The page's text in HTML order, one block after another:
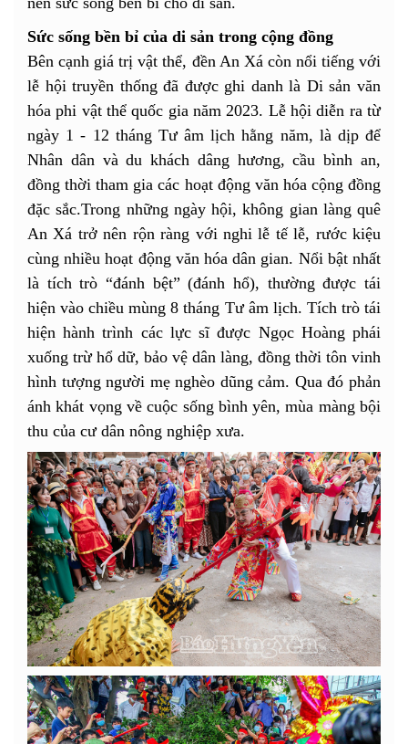
Sức sống bền bỉ của di sản trong cộng đồng
Bên cạnh giá trị vật thể, đền An Xá còn nổi tiếng với
lễ hội truyền thống đã được ghi danh là Di sản văn
hóa phi vật thể quốc gia năm 2023. Lễ hội diễn ra từ
ngày 1 - 12 tháng Tư âm lịch hằng năm, là dịp để
Nhân dân và du khách dâng hương, cầu bình an,
đồng thời tham gia các hoạt động văn hóa cộng đồng
đặc sắc.Trong những ngày hội, không gian làng quê
An Xá trở nên rộn ràng với nghi lễ tế lễ, rước kiệu
cùng nhiều hoạt động văn hóa dân gian. Nổi bật nhất
là tích trò “đánh bệt” (đánh hổ), thường được tái
hiện vào chiều mùng 8 tháng Tư âm lịch. Tích trò tái
hiện hành trình các lực sĩ được Ngọc Hoàng phái
xuống trừ hổ dữ, bảo vệ dân làng, đồng thời tôn vinh
hình tượng người mẹ nghèo dũng cảm. Qua đó phản
ánh khát vọng về cuộc sống bình yên, mùa màng bội
thu của cư dân nông nghiệp xưa.